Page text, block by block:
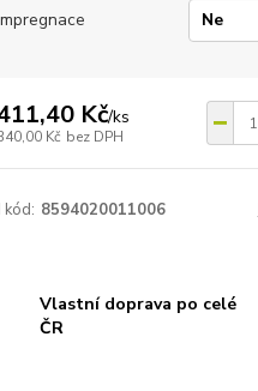
Kč/ks
Kč bez DPH
kód: 8594020011006
Vlastní doprava po celé
ČR